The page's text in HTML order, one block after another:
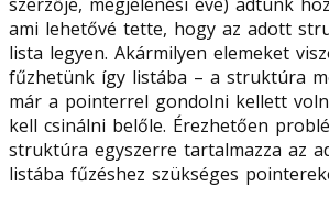
ami lehetővé tette, hogy az adott
lista legyen. Akármilyen elemeket
fűzhetünk így listába – a struktúra
már a pointerrel gondolni kellett
kell csinálni belőle. Érezhetően
struktúra egyszerre tartalmazza az
listába fűzéshez szükséges